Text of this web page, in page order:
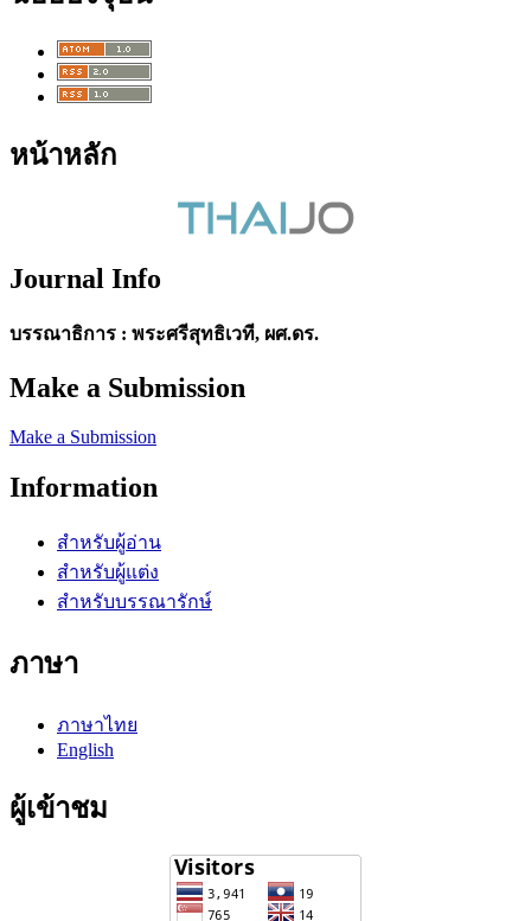
หน้าหลัก
Journal Info
บรรณาธิการ : พระศรีสุทธิเวที, ผศ.ดร.
Make a Submission
Make a Submission
Information
สำหรับผู้อ่าน
สำหรับผู้แต่ง
สำหรับบรรณารักษ์
ภาษา
ภาษาไทย
English
ผู้เข้าชม